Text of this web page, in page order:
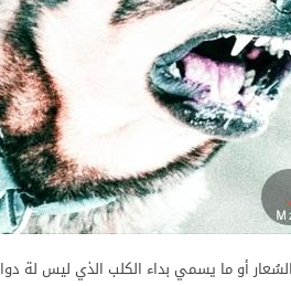
أو ما يسمي بداء الكلب الذي ليس لة